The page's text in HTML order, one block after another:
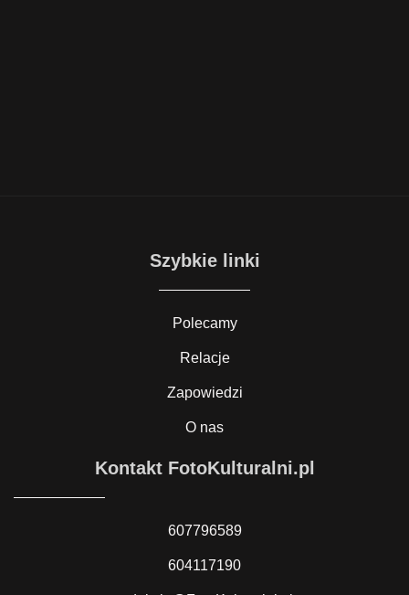
Szybkie linki
Polecamy
Relacje
Zapowiedzi
O nas
Kontakt FotoKulturalni.pl
607796589
604117190